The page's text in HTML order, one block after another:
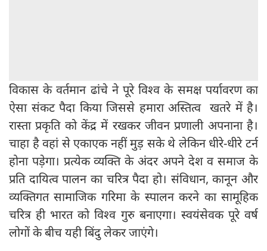
विकास के वर्तमान ढांचे ने पूरे विश्व के समक्ष पर्यावरण का
ऐसा संकट पैदा किया जिससे हमारा अस्तित्व खतरे में है।
रास्ता प्रकृति को केंद्र में रखकर जीवन प्रणाली अपनाना है।
चाहा है वहां से एकाएक नहीं मुड़ सके थे लेकिन धीरे-धीरे टर्न
होना पड़ेगा। प्रत्येक व्यक्ति के अंदर अपने देश व समाज के
प्रति दायित्व पालन का चरित्र पैदा हो। संविधान, कानून और
व्यक्तिगत सामाजिक गरिमा के स्पालन करने का सामूहिक
चरित्र ही भारत को विश्व गुरु बनाएगा। स्वयंसेवक पूरे वर्ष
लोगों के बीच यही बिंदु लेकर जाएंगे।